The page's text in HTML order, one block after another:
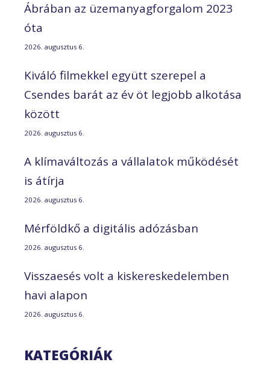
Ábrában az üzemanyagforgalom 2023
óta
2026. augusztus 6.
Kiváló filmekkel együtt szerepel a
Csendes barát az év öt legjobb alkotása
között
2026. augusztus 6.
A klímaváltozás a vállalatok működését
is átírja
2026. augusztus 6.
Mérföldkő a digitális adózásban
2026. augusztus 6.
Visszaesés volt a kiskereskedelemben
havi alapon
2026. augusztus 6.
KATEGÓRIÁK